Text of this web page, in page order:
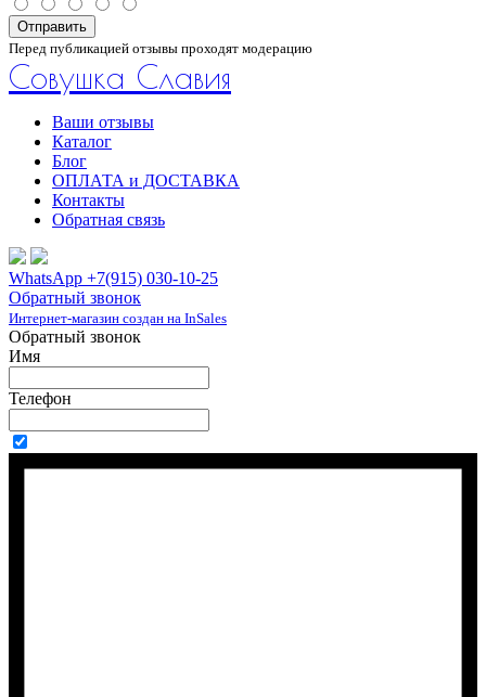
Отправить
Перед публикацией отзывы проходят модерацию
Совушка Славия
Ваши отзывы
Каталог
Блог
ОПЛАТА и ДОСТАВКА
Контакты
Обратная связь
WhatsApp +7(915) 030-10-25
Обратный звонок
Интернет-магазин создан на InSales
Обратный звонок
Имя
Телефон